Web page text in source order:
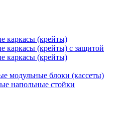
каркасы (крейты)
каркасы (крейты) с защитой
каркасы (крейты)
модульные блоки (кассеты)
напольные стойки